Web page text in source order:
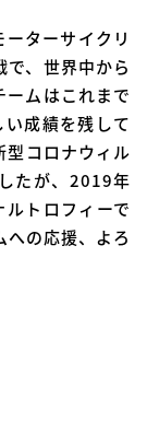
ターサイクリ
、世界中から
ームはこれまで
成績を残して
コロナウィル
たが、2019年
トロフィーで
への応援、よろ